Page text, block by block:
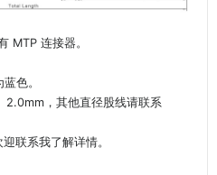
MTP 连接器。
色。
2.0mm，其他直径股线请联系
联系我了解详情。